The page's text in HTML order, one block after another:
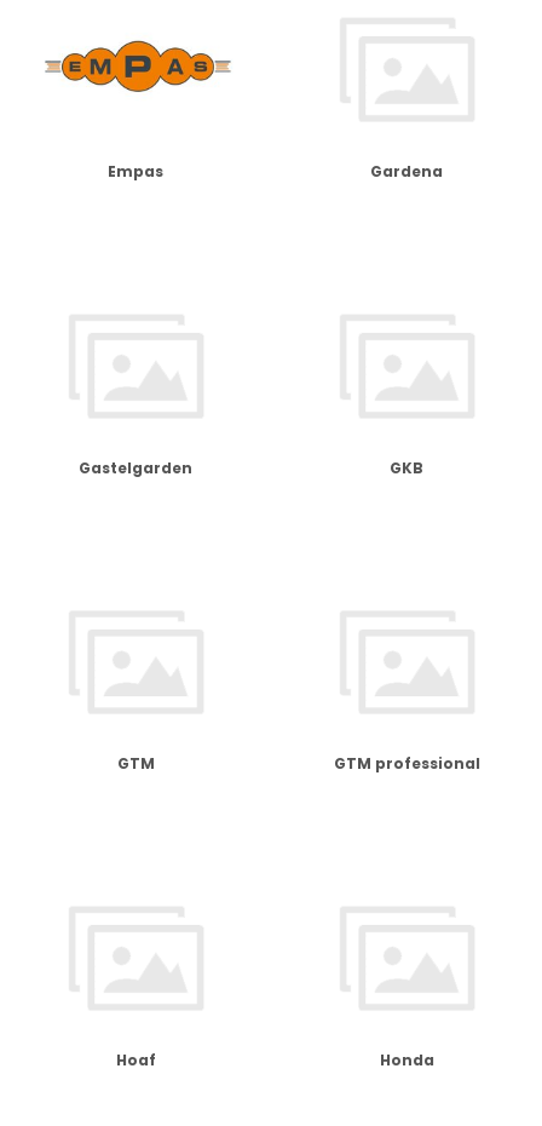
Empas Gardena
Gastelgarden GKB
GTM GTM professional
Hoaf Honda